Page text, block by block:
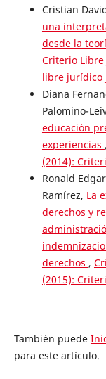
Cristian
una
desde la
Criterio Libre
libre jurídico
Diana
Palomino-
educación
experiencias ,
(2014):
Ronald
Ramírez, La
derechos y
derechos ,
(2015):
También puede
para este artículo.